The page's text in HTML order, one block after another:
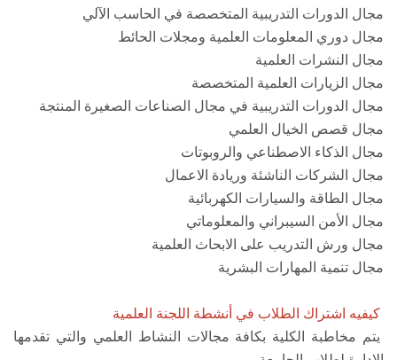
سجل الان
مجال الدورات التدريبية المتخصصة في الحاسب الآلي
مجال دوري المعلومات العلمية ومجلات الحائط
مجال النشرات العلمية
مجال الزيارات العلمية المتخصصة
مجال الدورات التدريبية في مجال الصناعات الصغيرة المنتجة
مجال قصص الخيال العلمي
مجال الذكاء الاصطناعي والروبوتات
مجال الشركات الناشئة وريادة الاعمال
مجال الطاقة والسيارات الكهربائية
مجال الأمن السيبراني والمعلوماتي
مجال ورش التدريب على الابحاث العلمية
مجال تنمية المهارات البشرية
كيفيه اشتراك الطلاب في أنشطة اللجنة العلمية
يتم مخاطبة الكلية بكافة مجالات النشاط العلمي والتي تقدمها